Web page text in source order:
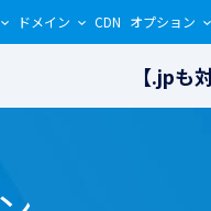
ドメイン CDN オプション
【.jpも